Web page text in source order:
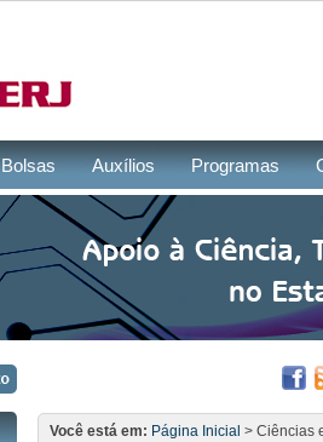
Bolsas Auxílios Programas
Você está em: Página Inicial > Ciências